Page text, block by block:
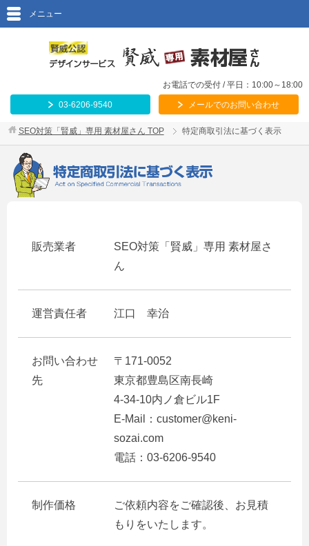
お電話での受付 / 平日：10:00～18:00
03-6206-9540 メールでのお問い合わせ
メニュー
SEO対策「賢威」専用 素材屋さん TOP 特定商取引法に基づく表示
販売業者
SEO対策「賢威」専用 素材屋さ
ん
運営責任者 江口 幸治
お問い合わせ
先
〒171-0052
東京都豊島区南長崎
4-34-10内ノ倉ビル1F
E-Mail：customer@keni-
sozai.com
電話：03-6206-9540
制作価格
ご依頼内容をご確認後、お見積
もりをいたします。